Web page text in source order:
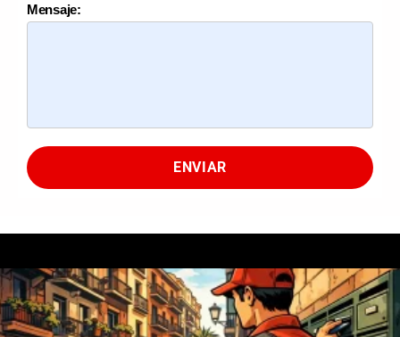
Mensaje:
ENVIAR